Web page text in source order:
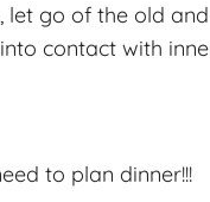
go of the old
contact with
to plan dinner!!!